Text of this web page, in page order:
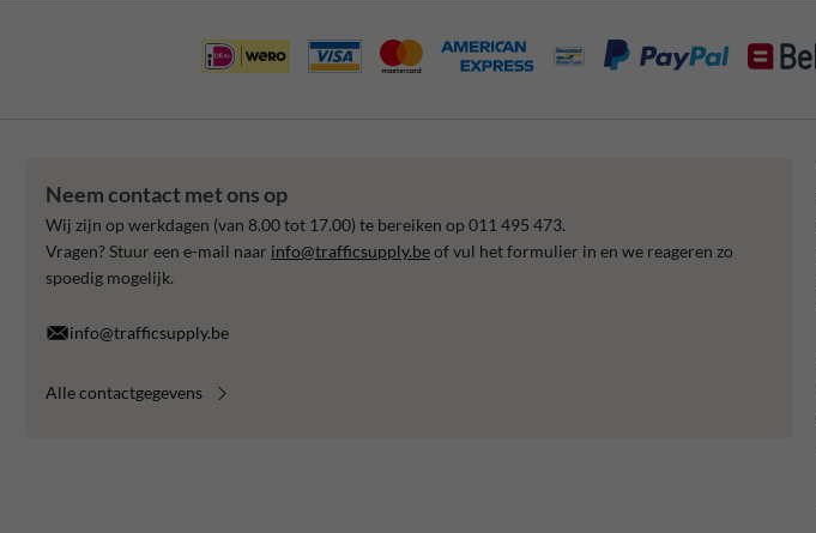
Neem contact met ons op
Wij zijn op werkdagen (van 8.00 tot 17.00) te bereiken op 011 495 473.
Vragen? Stuur een e-mail naar info@trafficsupply.beof vul het formulier in en we reageren zo
spoedig mogelijk.
info@trafficsupply.be
Alle contactgegevens